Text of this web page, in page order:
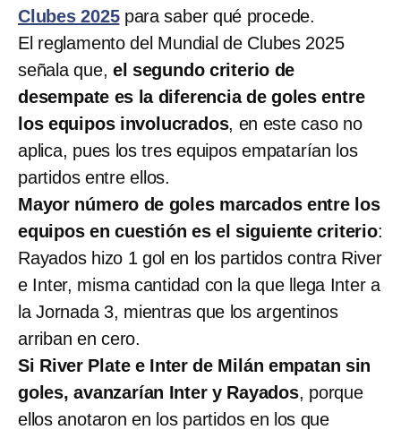
Clubes 2025 para saber qué procede.
El reglamento del Mundial de Clubes 2025
señala que, el segundo criterio de
desempate es la diferencia de goles entre
los equipos involucrados, en este caso no
aplica, pues los tres equipos empatarían los
partidos entre ellos.
Mayor número de goles marcados entre los
equipos en cuestión es el siguiente criterio:
Rayados hizo 1 gol en los partidos contra River
e Inter, misma cantidad con la que llega Inter a
la Jornada 3, mientras que los argentinos
arriban en cero.
Si River Plate e Inter de Milán empatan sin
goles, avanzarían Inter y Rayados, porque
ellos anotaron en los partidos en los que